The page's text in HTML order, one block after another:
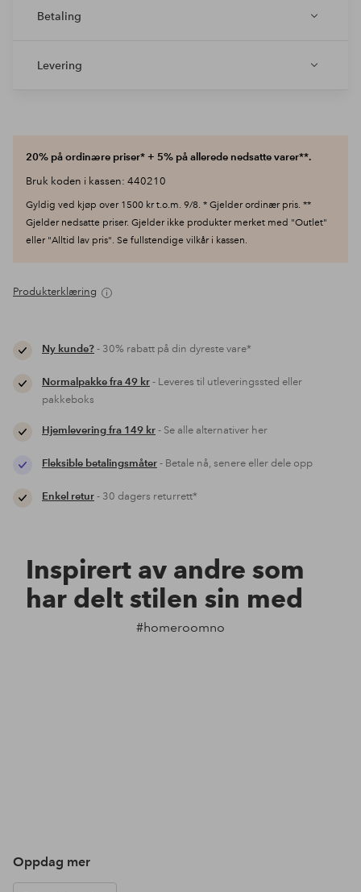
Betaling
Levering
20% på ordinære priser* + 5% på allerede nedsatte varer**.
Bruk koden i kassen: 440210
Gyldig ved kjøp over 1500 kr t.o.m. 9/8. * Gjelder ordinær pris. **
Gjelder nedsatte priser. Gjelder ikke produkter merket med "Outlet"
eller "Alltid lav pris". Se fullstendige vilkår i kassen.
Produkterklæring
Ny kunde?- 30% rabatt på din dyreste vare*
Normalpakke fra 49 kr- Leveres til utleveringssted eller
pakkeboks
Hjemlevering fra 149 kr- Se alle alternativer her
Fleksible betalingsmåter- Betale nå, senere eller dele opp
Enkel retur- 30 dagers returrett*
Inspirert av andre som
har delt stilen sin med
#homeroomno
Oppdag mer